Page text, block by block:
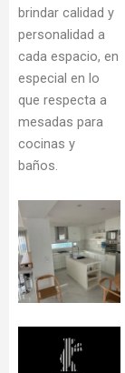
brindar calidad y
personalidad a
cada espacio, en
especial en lo
que respecta a
mesadas para
cocinas y
baños.